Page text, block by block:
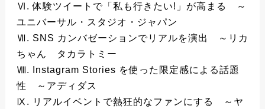
Ⅵ. 体験ツイートで「私も行きたい!」が高まる ～
ユニバーサル・スタジオ・ジャパン
Ⅶ. SNS カンバゼーションでリアルを演出 ～リカ
ちゃん タカラトミー
Ⅷ. Instagram Stories を使った限定感による話題
性 ～アディダス
Ⅸ. リアルイベントで熱狂的なファンにする ～ヤ